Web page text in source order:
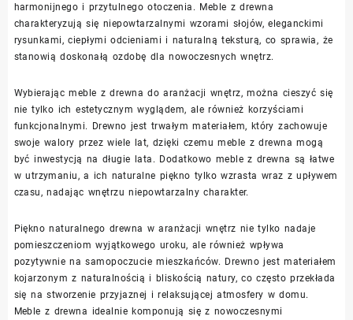
harmonijnego i przytulnego otoczenia. Meble z drewna
charakteryzują się niepowtarzalnymi wzorami słojów, eleganckimi
rysunkami, ciepłymi odcieniami i naturalną teksturą, co sprawia, że
stanowią doskonałą ozdobę dla nowoczesnych wnętrz.
Wybierając meble z drewna do aranżacji wnętrz, można cieszyć się
nie tylko ich estetycznym wyglądem, ale również korzyściami
funkcjonalnymi. Drewno jest trwałym materiałem, który zachowuje
swoje walory przez wiele lat, dzięki czemu meble z drewna mogą
być inwestycją na długie lata. Dodatkowo meble z drewna są łatwe
w utrzymaniu, a ich naturalne piękno tylko wzrasta wraz z upływem
czasu, nadając wnętrzu niepowtarzalny charakter.
Piękno naturalnego drewna w aranżacji wnętrz nie tylko nadaje
pomieszczeniom wyjątkowego uroku, ale również wpływa
pozytywnie na samopoczucie mieszkańców. Drewno jest materiałem
kojarzonym z naturalnością i bliskością natury, co często przekłada
się na stworzenie przyjaznej i relaksującej atmosfery w domu.
Meble z drewna idealnie komponują się z nowoczesnymi